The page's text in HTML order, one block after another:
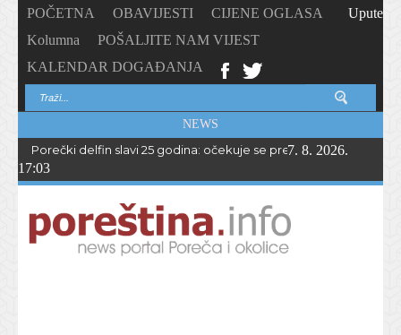
POČETNA OBAVIJESTI
CIJENE OGLASA
Kolumna
POŠALJITE NAM VIJEST
KALENDAR DOGAĐANJA
Upute
NEWS
Porečki delfin slavi 25 godina: očekuje se preko 1.700
7. 8. 2026.
17:03